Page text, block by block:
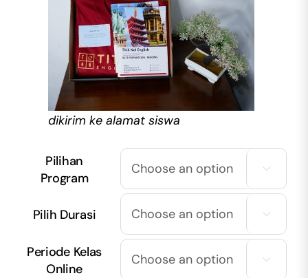
dikirim ke alamat siswa
Pilihan
Program

Pilih Durasi 
Periode Kelas
Online
